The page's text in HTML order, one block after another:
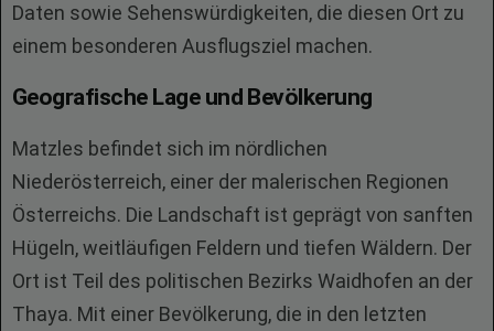
Daten sowie Sehenswürdigkeiten, die diesen Ort zu
einem besonderen Ausflugsziel machen.
Geografische Lage und Bevölkerung
Matzles befindet sich im nördlichen
Niederösterreich, einer der malerischen Regionen
Österreichs. Die Landschaft ist geprägt von sanften
Hügeln, weitläufigen Feldern und tiefen Wäldern. Der
Ort ist Teil des politischen Bezirks Waidhofen an der
Thaya. Mit einer Bevölkerung, die in den letzten